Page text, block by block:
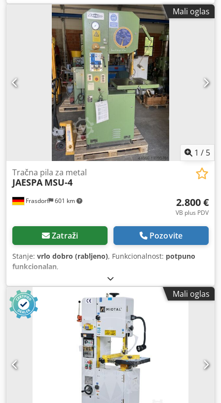
Mali oglas
1 / 5
Frasdorf 601 km
Tračna pila za metal
JAESPA MSU-4
2.800 €
VB plus PDV
Zatraži Pozovite
Stanje: vrlo dobro (rabljeno), Funkcionalnost: potpuno
funkcionalan,
Mali oglas